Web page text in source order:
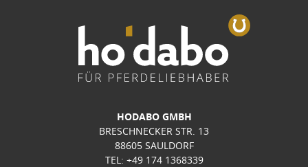
HODABO GMBH
BRESCHNECKER STR. 13
88605 SAULDORF
TEL: +49 174 1368339